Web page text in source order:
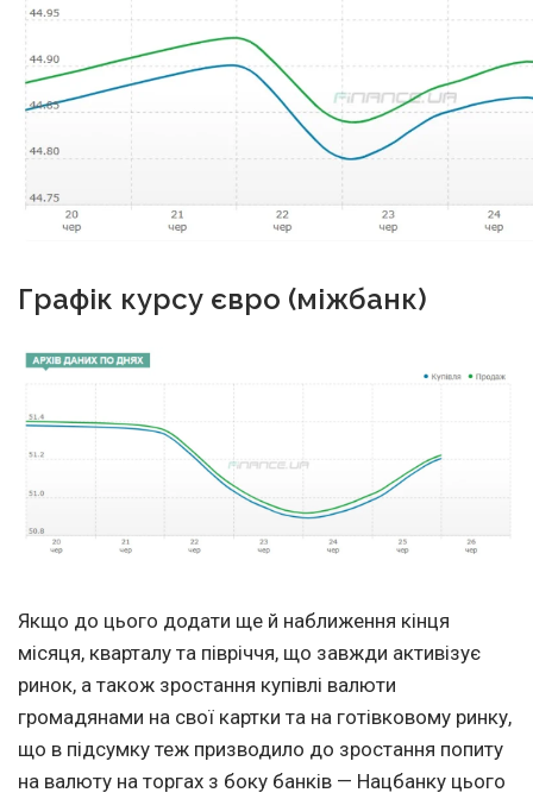
Графік курсу євро (міжбанк)
Якщо до цього додати ще й наближення кінця
місяця, кварталу та півріччя, що завжди активізує
ринок, а також зростання купівлі валюти
громадянами на свої картки та на готівковому ринку,
що в підсумку теж призводило до зростання попиту
на валюту на торгах з боку банків — Нацбанку цього